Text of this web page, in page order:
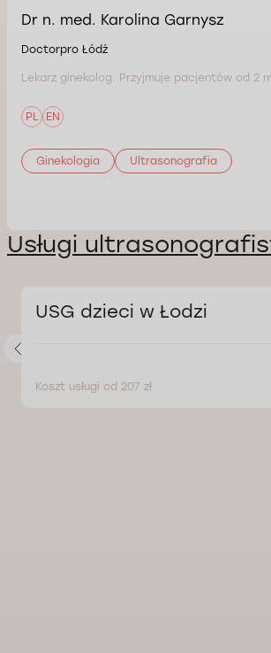
Dr n. med. Karolina Garnysz
Doctorpro Łódź
Lekarz ginekolog. Przyjmuje pacjentów od 2
PL EN
Ginekologia Ultrasonografia
Usługi
USG dzieci w Łodzi
Koszt usługi od 207 zł